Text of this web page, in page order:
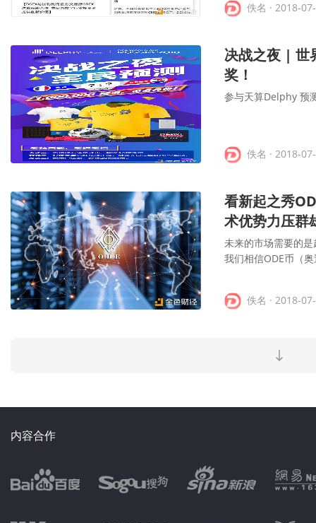
佚名 · 2018-
决战之夜 | 世
奖！
参与天算Delphy 预
佚名 · 2018-
看新起之秀
术优势力压群
未来的市场需要的
我们相信ODE币（
佚名 · 2018-
内容合作